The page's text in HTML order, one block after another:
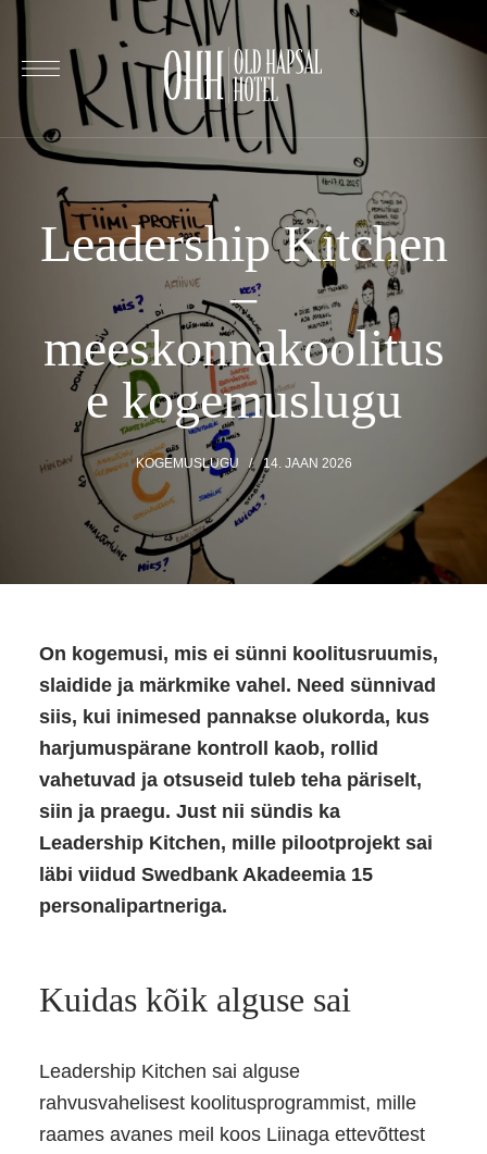
Leadership Kitchen
–
meeskonnakoolitus
e kogemuslugu
KOGEMUSLUGU 14. JAAN 2026
On kogemusi, mis ei sünni koolitusruumis,
slaidide ja märkmike vahel. Need sünnivad
siis, kui inimesed pannakse olukorda, kus
harjumuspärane kontroll kaob, rollid
vahetuvad ja otsuseid tuleb teha päriselt,
siin ja praegu. Just nii sündis ka
Leadership Kitchen, mille pilootprojekt sai
läbi viidud Swedbank Akadeemia 15
personalipartneriga.
Kuidas kõik alguse sai
Leadership Kitchen sai alguse
rahvusvahelisest koolitusprogrammist, mille
raames avanes meil koos Liinaga ettevõttest